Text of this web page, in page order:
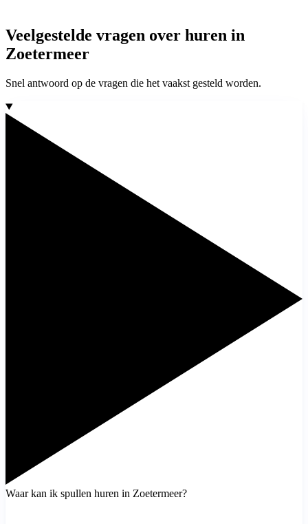
Veelgestelde vragen over huren in
Zoetermeer
Snel antwoord op de vragen die het vaakst gesteld worden.
Waar kan ik spullen huren in Zoetermeer?